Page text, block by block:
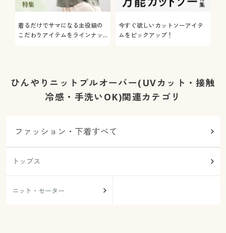
着るだけでサマになる主役級の
こだわりアイテムをラインナッ
今すぐ欲しいカットソーアイテ
ムをピックアップ！
ひんやりニットプルオーバー(UVカット・接触
冷感・手洗いOK)関連カテゴリ
ファッション・下着すべて
トップス
ニット・セーター